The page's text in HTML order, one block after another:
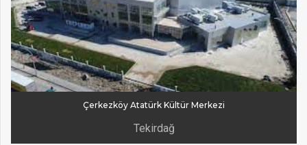
Çerkezköy Atatürk Kültür Merkezi
Tekirdağ